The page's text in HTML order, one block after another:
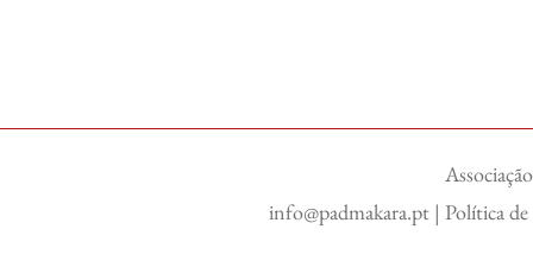
info@padmakara.pt | Política